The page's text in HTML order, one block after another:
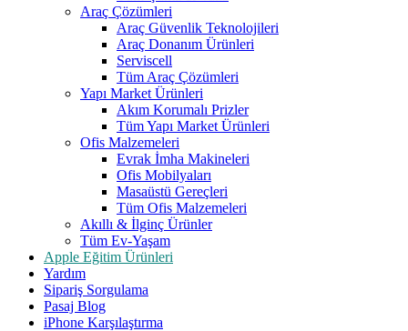
Araç Çözümleri
Araç Güvenlik Teknolojileri
Araç Donanım Ürünleri
Serviscell
Tüm Araç Çözümleri
Yapı Market Ürünleri
Akım Korumalı Prizler
Tüm Yapı Market Ürünleri
Ofis Malzemeleri
Evrak İmha Makineleri
Ofis Mobilyaları
Masaüstü Gereçleri
Tüm Ofis Malzemeleri
Akıllı & İlginç Ürünler
Tüm Ev-Yaşam
Apple Eğitim Ürünleri
Yardım
Sipariş Sorgulama
Pasaj Blog
iPhone Karşılaştırma